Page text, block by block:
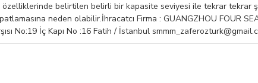
belirtilen belirli bir kapasite seviyesi ile tekrar tekrar
neden olabilir.İhracatcı Firma : GUANGZHOU FOUR
No:19 İç Kapı No :16 Fatih / İstanbul